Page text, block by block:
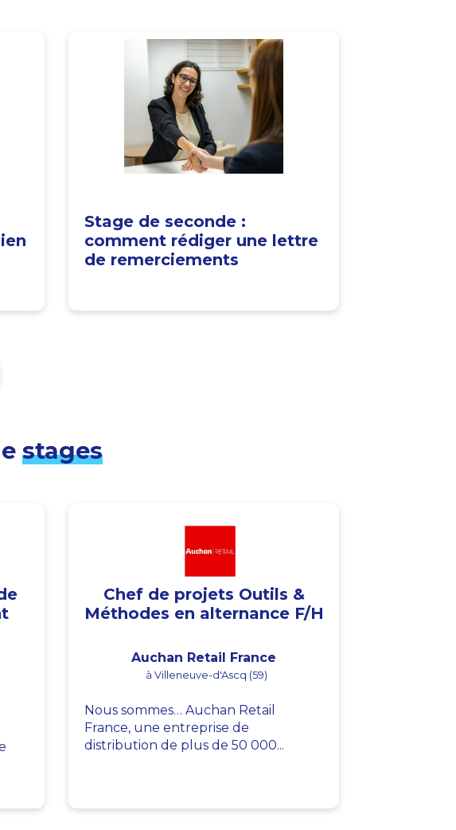
Stage de seconde :
comment rédiger une lettre
de remerciements
stages
Chef de projets Outils &
Méthodes en alternance F/H
Auchan Retail France
à Villeneuve-d'Ascq (59)
Nous sommes… Auchan Retail
France, une entreprise de
distribution de plus de 50 000...